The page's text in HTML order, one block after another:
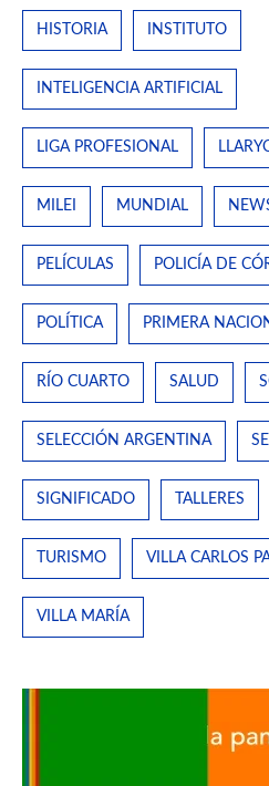
HISTORIA INSTITUTO
INTELIGENCIA ARTIFICIAL
LIGA PROFESIONAL
MILEI MUNDIAL
PELÍCULAS POLICÍA DE
POLÍTICA PRIMERA
RÍO CUARTO SALUD
SELECCIÓN ARGENTINA
SIGNIFICADO TALLERES
TURISMO VILLA CARLOS
VILLA MARÍA